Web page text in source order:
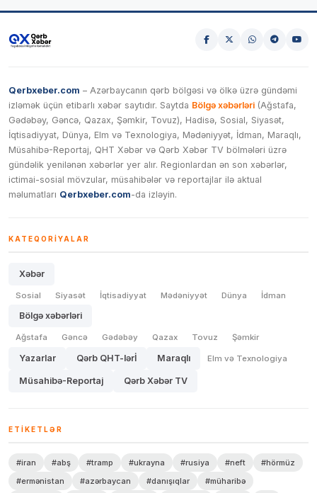
Qerbxeber.com – Azərbaycanın qərb bölgəsi və ölkə üzrə gündəmi
izləmək üçün etibarlı xəbər saytıdır. Saytda Bölgə xəbərləri (Ağstafa,
Gədəbəy, Gəncə, Qazax, Şəmkir, Tovuz), Hadisə, Sosial, Siyasət,
İqtisadiyyat, Dünya, Elm və Texnologiya, Mədəniyyət, İdman, Maraqlı,
Müsahibə-Reportaj, QHT Xəbər və Qərb Xəbər TV bölmələri üzrə
gündəlik yenilənən xəbərlər yer alır. Regionlardan ən son xəbərlər,
ictimai-sosial mövzular, müsahibələr və reportajlar ilə aktual
məlumatları Qerbxeber.com-da izləyin.
KATEQORIYALAR
Xəbər
Sosial Siyasət İqtisadiyyat Mədəniyyət Dünya İdman
Bölgə xəbərləri
Ağstafa Gəncə Gədəbəy Qazax Tovuz Şəmkir
Yazarlar Qərb QHT-lərİ Maraqlı Elm və Texnologiya
Müsahibə-Reportaj Qərb Xəbər TV
ETIKETLƏR
#iran #abş #tramp #ukrayna #rusiya #neft
#hörmüz
#ermənistan
#azərbaycan #danışıqlar #müharibə